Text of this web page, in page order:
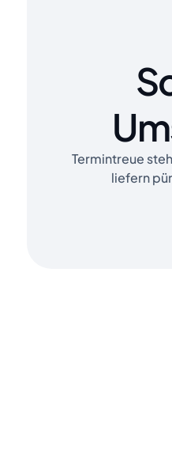
Termintreue
liefern